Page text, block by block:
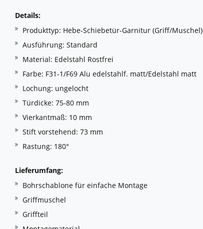
Details:
Produkttyp: Hebe-Schiebetür-Garnitur (Griff/Muschel)
Ausführung: Standard
Material: Edelstahl Rostfrei
Farbe: F31-1/F69 Alu edelstahlf. matt/Edelstahl matt
Lochung: ungelocht
Türdicke: 75-80 mm
Vierkantmaß: 10 mm
Stift vorstehend: 73 mm
Rastung: 180°
Lieferumfang:
Bohrschablone für einfache Montage
Griffmuschel
Griffteil